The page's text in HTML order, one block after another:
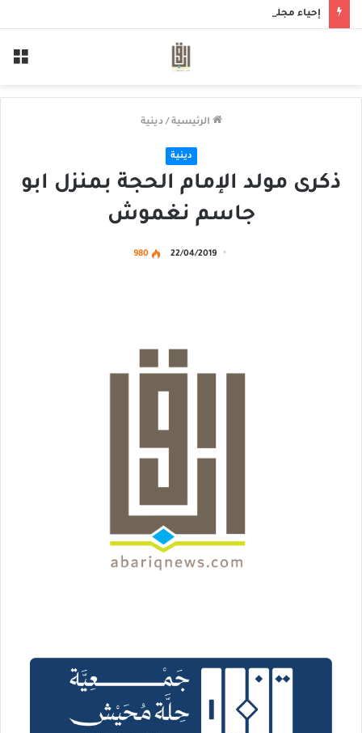
إحياء مجلس حسيني بمأتم الحاج أحمد منصور الخميس
الرئيسية / دينية
دينية
ذكرى مولد الإمام الحجة بمنزل ابو
جاسم نغموش
22/04/2019
980